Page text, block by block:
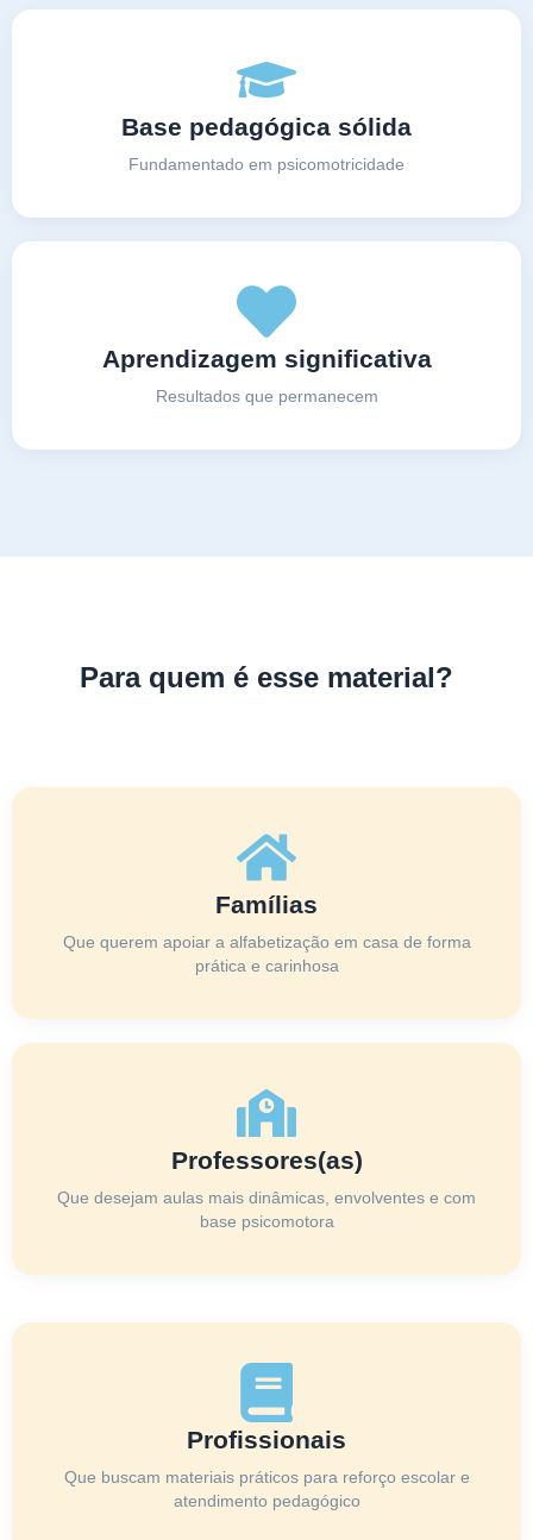
Base pedagógica sólida
Fundamentado em psicomotricidade
Aprendizagem significativa
Resultados que permanecem
Para quem é esse material?
Famílias
Que querem apoiar a alfabetização em casa de forma
prática e carinhosa
Professores(as)
Que desejam aulas mais dinâmicas, envolventes e com
base psicomotora
Profissionais
Que buscam materiais práticos para reforço escolar e
atendimento pedagógico